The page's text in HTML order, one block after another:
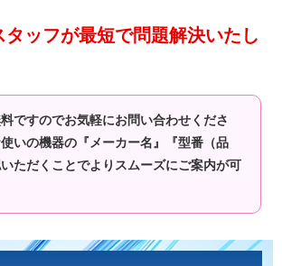
タッフが最短で問題解決いたし
ですのでお気軽にお問い合わせくださ
いの機器の『メーカー名』『型番（品
ただくことでよりスムーズにご案内が可